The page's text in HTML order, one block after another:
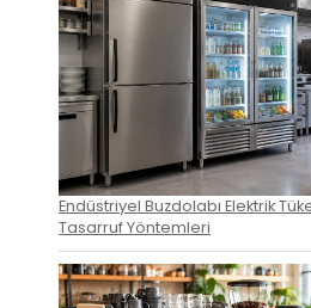
Endüstriyel Buzdolabı Elektrik
Tasarruf Yöntemleri